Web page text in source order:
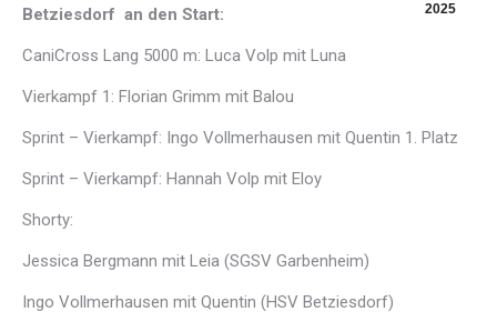
2025
Betziesdorf an den Start:
CaniCross Lang 5000 m: Luca Volp mit Luna
Vierkampf 1: Florian Grimm mit Balou
Sprint – Vierkampf: Ingo Vollmerhausen mit Quentin 1. Platz
Sprint – Vierkampf: Hannah Volp mit Eloy
Shorty:
Jessica Bergmann mit Leia (SGSV Garbenheim)
Ingo Vollmerhausen mit Quentin (HSV Betziesdorf)